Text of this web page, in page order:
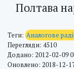
Полтава
Теги: Аналогове
Перегляди: 4510
Додано: 2012-02-09
Оновлено: 2018-12-